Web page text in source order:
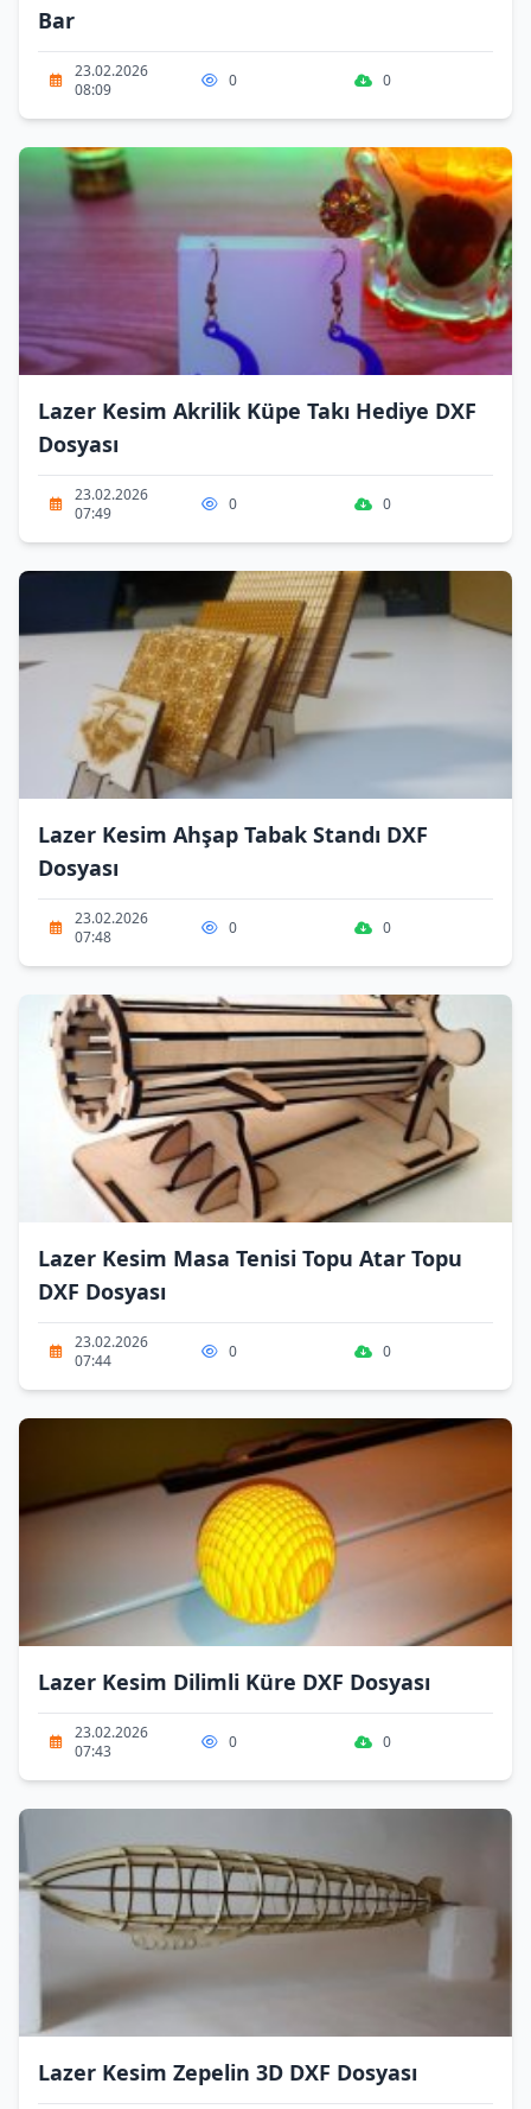
Bar
23.02.2026
08:09
0 0
Lazer Kesim Akrilik Küpe Takı Hediye DXF
Dosyası
23.02.2026
07:49
0 0
Lazer Kesim Ahşap Tabak Standı DXF
Dosyası
23.02.2026
07:48
0 0
Lazer Kesim Masa Tenisi Topu Atar Topu
DXF Dosyası
23.02.2026
07:44
0 0
Lazer Kesim Dilimli Küre DXF Dosyası
23.02.2026
07:43
0 0
Lazer Kesim Zepelin 3D DXF Dosyası